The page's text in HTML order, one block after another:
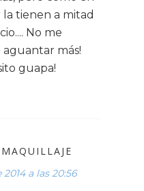
tienen a mitad
No me
más!
guapa!
a las 20:56